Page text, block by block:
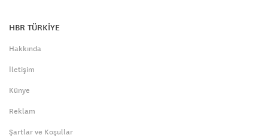
HBR TÜRKİYE
Hakkında
İletişim
Künye
Reklam
Şartlar ve Koşullar